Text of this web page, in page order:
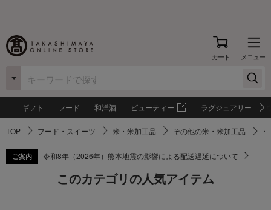
カート メニュー
ギフト フード 和洋酒 ビューティー ラグジュアリー
TOP フード・スイーツ 米・米加工品 その他の米・米加工品
ご案内 令和8年（2026年）熊本地震の影響による配送遅延について
このカテゴリの人気アイテム